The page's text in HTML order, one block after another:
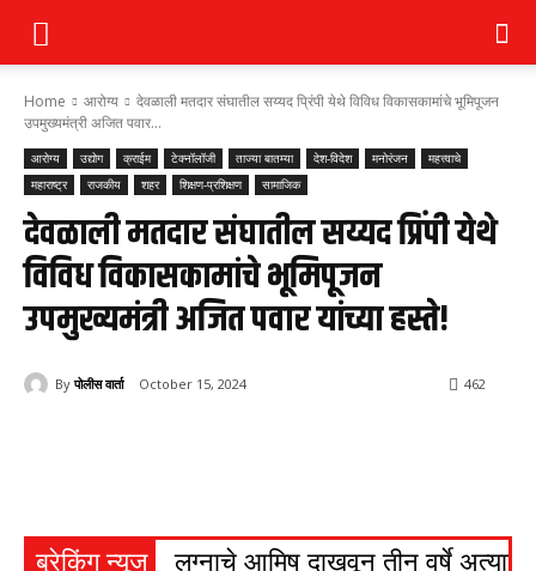
Home आरोग्य
देवळाली मतदार संघातील सय्यद प्रिंपी येथे विविध विकासकामांचे भूमिपूजन
उपमुख्यमंत्री अजित पवार...
आरोग्य उद्योग क्राईम टेक्नॉलॉजी ताज्या बातम्या देश-विदेश मनोरंजन
महत्त्वाचे
महाराष्ट्र
राजकीय शहर शिक्षण-प्रशिक्षण सामाजिक
देवळाली मतदार संघातील सय्यद प्रिंपी येथे
विविध विकासकामांचे भूमिपूजन
उपमुख्यमंत्री अजित पवार यांच्या हस्ते!
By पोलीस वार्ता October 15, 2024 462
ब्रेकिंग न्यूज लग्नाचे आमिष दाखवून तीन वर्षे